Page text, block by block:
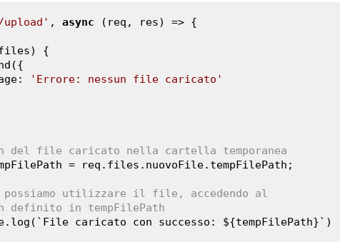
, async (req, res) => {
{
'Errore: nessun file caricato'
del file caricato nella cartella temporanea
= req.files.nuovoFile.tempFilePath;
utilizzare il file, accedendo al